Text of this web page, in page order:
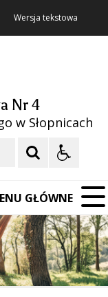
Wersja tekstowa
Nr 4
w Słopnicach
GŁÓWNE